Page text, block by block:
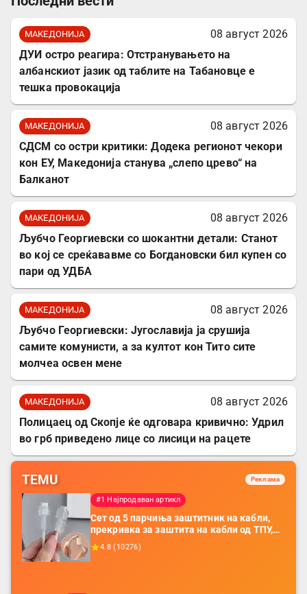
МАКЕДОНИЈА
08 август 2026
ДУИ остро реагира: Отстранувањето на
албанскиот јазик од таблите на Табановце е
тешка провокација
МАКЕДОНИЈА
08 август 2026
СДСМ со остри критики: Додека регионот чекори
кон ЕУ, Македонија станува „слепо црево“ на
Балканот
МАКЕДОНИЈА
08 август 2026
Љубчо Георгиевски со шокантни детали: Станот
во кој се среќававме со Богдановски бил купен со
пари од УДБА
МАКЕДОНИЈА
08 август 2026
Љубчо Георгиевски: Југославија ја срушија
самите комунисти, а за култот кон Тито сите
молчеа освен мене
МАКЕДОНИЈА
08 август 2026
Полицаец од Скопје ќе одговара кривично: Удрил
во грб приведено лице со лисици на рацете
TEMU Реклама
#1 Најпродаван артикл
Сет од 5 парчиња заштитник на кабли,
прекривка за заштита на кабли од ТПУ,
додатоци за заштита на кабли, без
батерија, за мобилни телефони, комплет
4.8 (10276)